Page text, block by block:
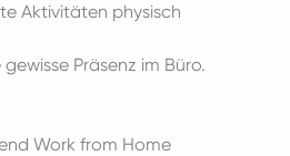
Aktivitäten physisch
Präsenz im Büro.
Work from Home